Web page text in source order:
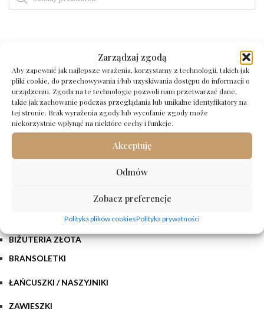
Zarządzaj zgodą
Aby zapewnić jak najlepsze wrażenia, korzystamy z technologii, takich jak
pliki cookie, do przechowywania i/lub uzyskiwania dostępu do informacji o
urządzeniu. Zgoda na te technologie pozwoli nam przetwarzać dane,
takie jak zachowanie podczas przeglądania lub unikalne identyfikatory na
tej stronie. Brak wyrażenia zgody lub wycofanie zgody może
niekorzystnie wpłynąć na niektóre cechy i funkcje.
Akceptuję
Odmów
Zobacz preferencje
Polityka plików cookiesPolityka prywatności
BIŻUTERIA
BIŻUTERIA SREBRNA
BRANSOLETKI
BIŻUTERIA ZŁOTA
BRANSOLETKI
ŁAŃCUSZKI / NASZYJNIKI
ZAWIESZKI